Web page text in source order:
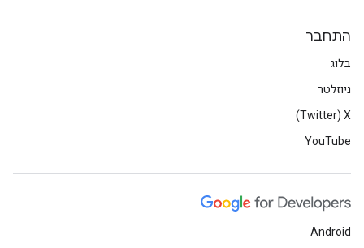
התחבר
בלוג
ניוזלטר
X‏ (Twitter)
YouTube
Android